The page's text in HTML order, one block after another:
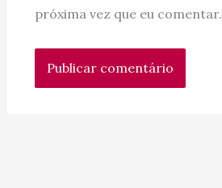
próxima vez que eu comentar.